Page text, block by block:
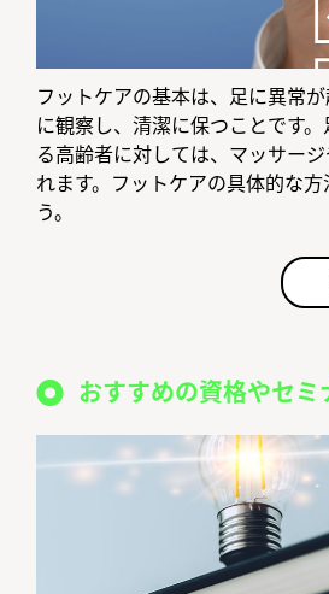
フットケアの基本は、足に異常
に観察し、清潔に保つことです
る高齢者に対しては、マッサー
れます。フットケアの具体的な
う。
おすすめの資格やセミ